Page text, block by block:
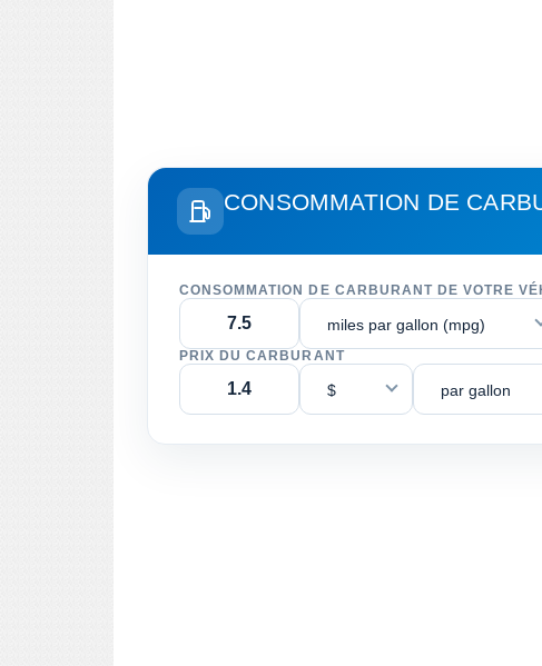
CONSOMMATION DE
CONSOMMATION DE CARBURANT DE VOTRE
miles par gallon (mpg)
PRIX DU CARBURANT
$ par gallon